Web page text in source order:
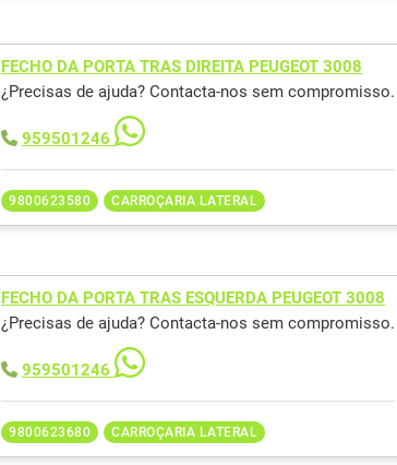
FECHO DA PORTA TRAS DIREITA PEUGEOT 3008
¿Precisas de ajuda? Contacta-nos sem compromisso.
959501246
9800623580 CARROÇARIA LATERAL
FECHO DA PORTA TRAS ESQUERDA PEUGEOT 3008
¿Precisas de ajuda? Contacta-nos sem compromisso.
959501246
9800623680 CARROÇARIA LATERAL